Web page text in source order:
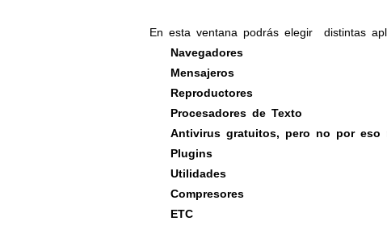
En esta ventana podrás elegir distintas
Navegadores
Mensajeros
Reproductores
Procesadores de Texto
Antivirus gratuitos, pero no por eso
Plugins
Utilidades
Compresores
ETC